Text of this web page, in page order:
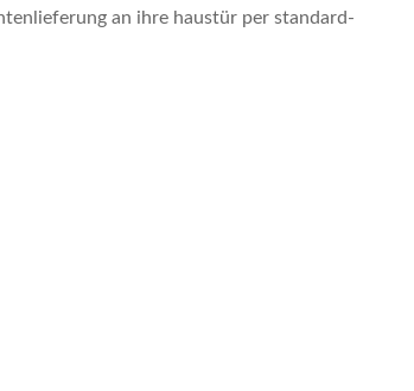
an ihre haustür per standard-